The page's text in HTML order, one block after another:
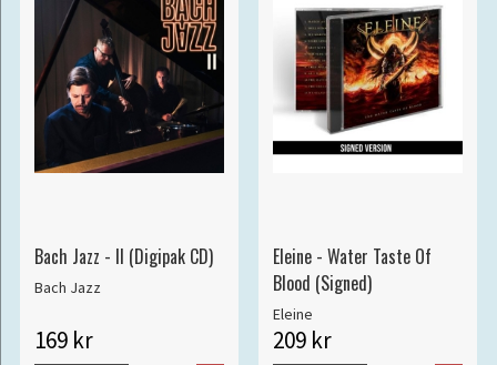
Bach Jazz - II (Digipak CD)
Bach Jazz
169 kr
Eleine - Water Taste Of
Blood (Signed)
Eleine
209 kr